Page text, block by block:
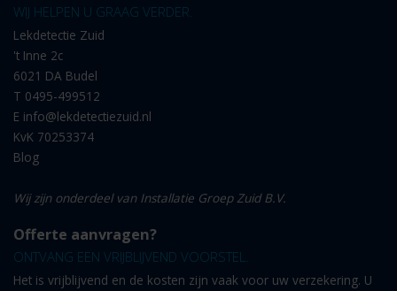
WIJ HELPEN U GRAAG VERDER.
Lekdetectie Zuid
't Inne 2c
6021 DA Budel
T 0495-499512
E info@lekdetectiezuid.nl
KvK 70253374
Blog
Wij zijn onderdeel van Installatie Groep Zuid B.V.
Offerte aanvragen?
ONTVANG EEN VRIJBLIJVEND VOORSTEL.
Het is vrijblijvend en de kosten zijn vaak voor uw verzekering. U